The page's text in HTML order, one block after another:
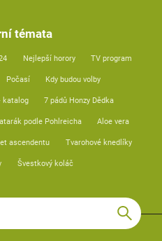
témata
Nejlepší horory TV program
Počasí Kdy budou volby
katalog 7 pádů Honzy Dědka
podle Pohlreicha Aloe vera
ascendentu Tvarohové knedlíky
Švestkový koláč